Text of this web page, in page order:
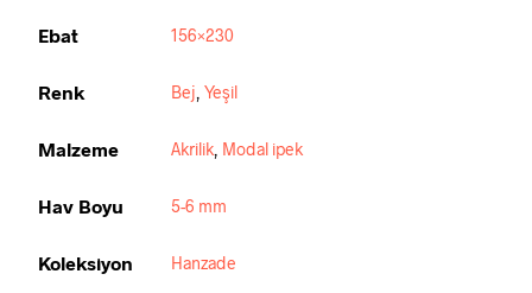
Ebat 156×230
Renk Bej, Yeşil
Malzeme Akrilik, Modal ipek
Hav Boyu 5-6 mm
Koleksiyon Hanzade